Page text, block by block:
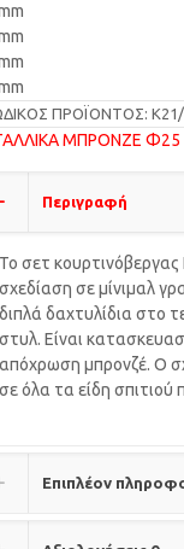
ΠΡΟΪΌΝΤΟΣ:
ΜΠΡΟΝΖΕ Φ25
Περιγραφή
Το σετ
σχεδίαση σε μίνιμαλ
διπλά δαχτυλίδια στο
στυλ. Είναι
απόχρωση μπρονζέ. Ο
σε όλα τα είδη σπιτιού
Επιπλέον